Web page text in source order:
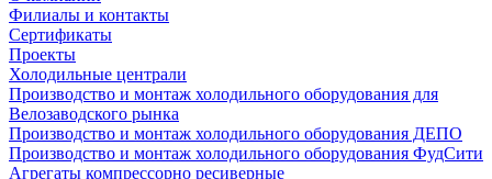
Филиалы и контакты
Сертификаты
Проекты
Холодильные централи
Производство и монтаж холодильного оборудования для
Велозаводского рынка
Производство и монтаж холодильного оборудования ДЕПО
Производство и монтаж холодильного оборудования ФудСити
Агрегаты компрессорно ресиверные